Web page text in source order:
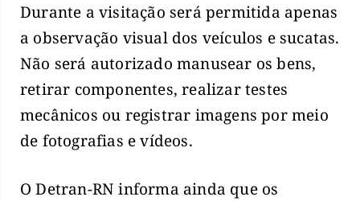
Durante a visitação será permitida apenas
a observação visual dos veículos e sucatas.
Não será autorizado manusear os bens,
retirar componentes, realizar testes
mecânicos ou registrar imagens por meio
de fotografias e vídeos.
O Detran-RN informa ainda que os